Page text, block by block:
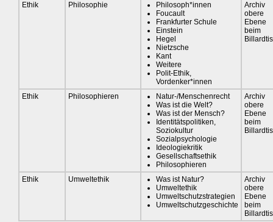
Ethik
Philosophie
Philosoph*innen
Foucault
Frankfurter Schule
Einstein
Hegel
Nietzsche
Kant
Weitere
Polit-Ethik,
Vordenker*innen
Archiv
obere
Ebene
beim
Ethik Philosophieren
Natur-/Menschenrecht
Was ist die Welt?
Was ist der Mensch?
Identitätspolitiken,
Soziokultur
Sozialpsychologie
Ideologiekritik
Gesellschaftsethik
Philosophieren
Archiv
obere
Ebene
beim
Ethik Umweltethik
Was ist Natur?
Umweltethik
Umweltschutzstrategien
Umweltschutzgeschichte
Archiv
obere
Ebene
beim